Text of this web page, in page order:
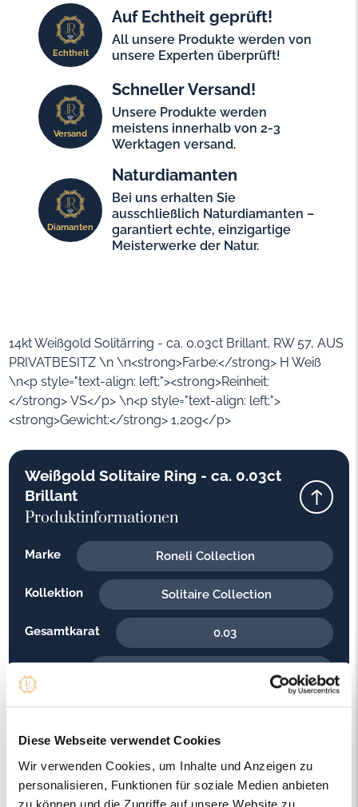
Diese Webseite verwendet Cookies
Wir verwenden Cookies, um Inhalte und Anzeigen zu
personalisieren, Funktionen für soziale Medien anbieten
zu können und die Zugriffe auf unsere Website zu
Echtheit
Auf Echtheit geprüft!
All unsere Produkte werden von
unsere Experten überprüft!
Versand
Schneller Versand!
Unsere Produkte werden
meistens innerhalb von 2-3
Werktagen versand.
Diamanten
Naturdiamanten
Bei uns erhalten Sie
ausschließlich Naturdiamanten –
garantiert echte, einzigartige
Meisterwerke der Natur.
14kt Weißgold Solitärring - ca. 0.03ct Brillant, RW 57, AUS
PRIVATBESITZ \n \n<strong>Farbe:</strong> H Weiß
\n<p style="text-align: left;"><strong>Reinheit:
</strong> VS</p> \n<p style="text-align: left;">
<strong>Gewicht:</strong> 1,20g</p>
Weißgold Solitaire Ring - ca. 0.03ct
Brillant
Produktinformationen
Marke Roneli Collection
Kollektion Solitaire Collection
Gesamtkarat 0.03
Feingehalt 585
Gewicht 1.20
Steinfarbe H - Weiss